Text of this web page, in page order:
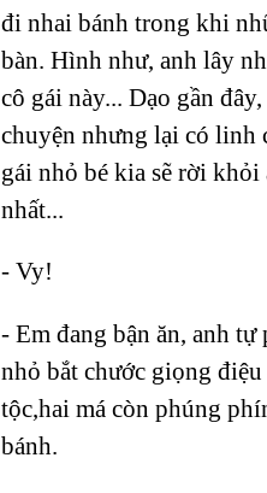
đi nhai bánh trong khi
bàn. Hình như, anh lây
cô gái này... Dạo gần
chuyện nhưng lại có linh
gái nhỏ bé kia sẽ rời khỏi
nhất...
- Vy!
- Em đang bận ăn, anh
nhỏ bắt chước giọng
tộc,hai má còn phúng
bánh.